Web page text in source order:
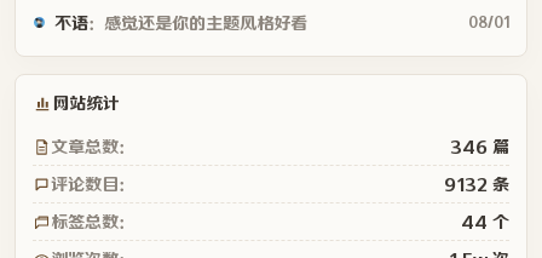
不语：感觉还是你的主题风格好看 08/01
网站统计
文章总数： 346 篇
评论数目： 9132 条
标签总数： 44 个